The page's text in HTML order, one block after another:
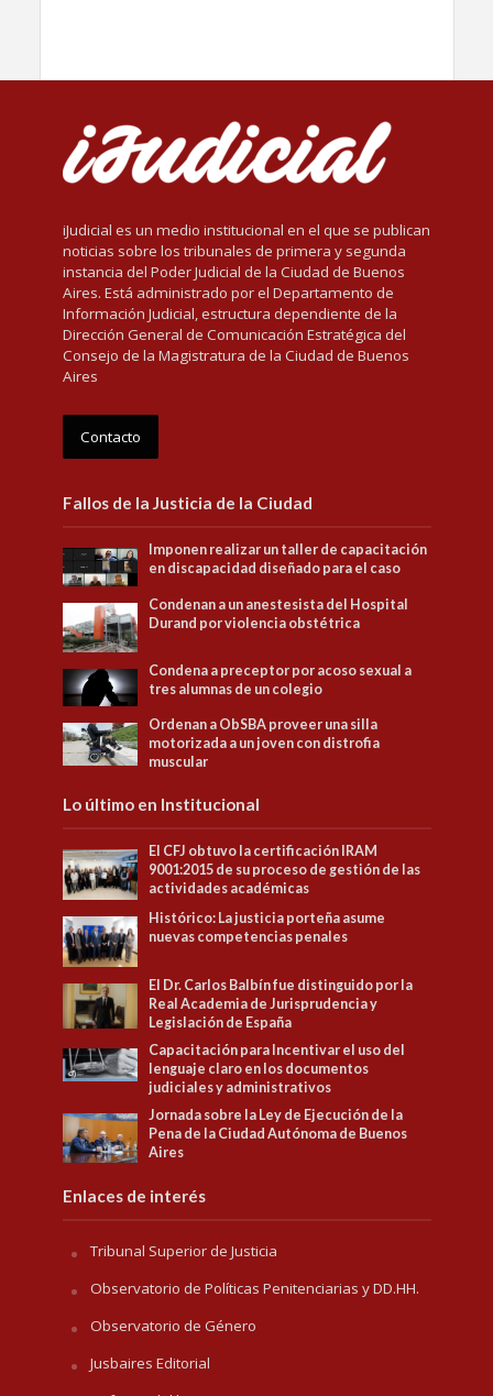
iJudicial es un medio institucional en el que se publican
noticias sobre los tribunales de primera y segunda
instancia del Poder Judicial de la Ciudad de Buenos
Aires. Está administrado por el Departamento de
Información Judicial, estructura dependiente de la
Dirección General de Comunicación Estratégica del
Consejo de la Magistratura de la Ciudad de Buenos
Aires
Contacto
Fallos de la Justicia de la Ciudad
Imponen realizar un taller de capacitación
en discapacidad diseñado para el caso
Condenan a un anestesista del Hospital
Durand por violencia obstétrica
Condena a preceptor por acoso sexual a
tres alumnas de un colegio
Ordenan a ObSBA proveer una silla
motorizada a un joven con distrofia
muscular
Lo último en Institucional
El CFJ obtuvo la certificación IRAM
9001:2015 de su proceso de gestión de las
actividades académicas
Histórico: La justicia porteña asume
nuevas competencias penales
El Dr. Carlos Balbín fue distinguido por la
Real Academia de Jurisprudencia y
Legislación de España
Capacitación para Incentivar el uso del
lenguaje claro en los documentos
judiciales y administrativos
Jornada sobre la Ley de Ejecución de la
Pena de la Ciudad Autónoma de Buenos
Aires
Enlaces de interés
Tribunal Superior de Justicia
Observatorio de Políticas Penitenciarias y DD.HH.
Observatorio de Género
Jusbaires Editorial